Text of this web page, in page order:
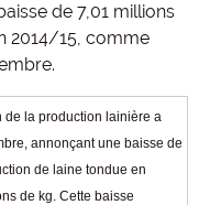
de 7,01 millions
2014/15, comme
de la production lainière a
annonçant une baisse de
de laine tondue en
de kg. Cette baisse